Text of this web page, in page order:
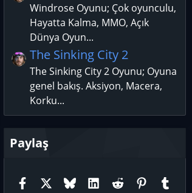
Windrose Oyunu; Çok oyunculu,
Hayatta Kalma, MMO, Açık
Dünya Oyun...
The Sinking City 2
The Sinking City 2 Oyunu; Oyuna
genel bakış. Aksiyon, Macera,
Korku...
Paylaş
FacebookX (Twitter)
BlueskyLinkedIn
Reddit